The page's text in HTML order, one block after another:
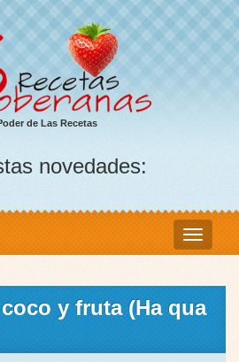
de Las Recetas
novedades:
y fruta (Ha qua